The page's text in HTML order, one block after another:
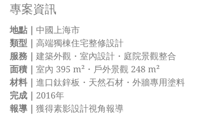
專案資訊
地點｜ 中國上海市
類型｜ 高端獨棟住宅整修設計
服務｜ 建築外觀・室內設計・庭院景觀整合
面積｜ 室內 395 m²・戶外景觀 248 m²
材料｜ 進口鈦鋅板・天然石材・外牆專用塗料
完成｜ 2016年
報導｜ 獲得素影設計視角報導